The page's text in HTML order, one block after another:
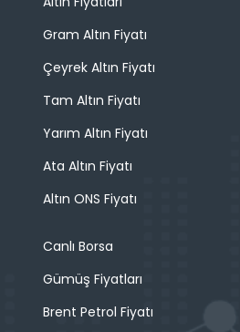
Gram Altın Fiyatı
Çeyrek Altın Fiyatı
Tam Altın Fiyatı
Yarım Altın Fiyatı
Ata Altın Fiyatı
Altın ONS Fiyatı
Canlı Borsa
Gümüş Fiyatları
Brent Petrol Fiyatı